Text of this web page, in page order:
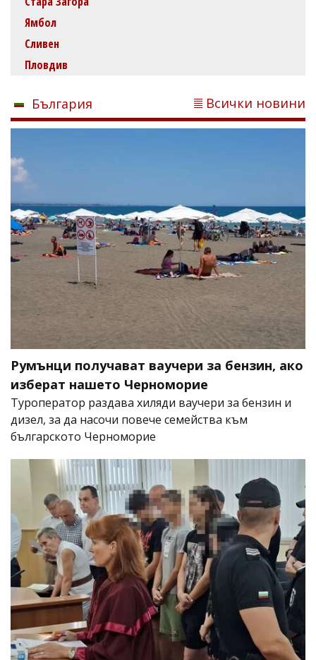
Ямбол
Сливен
Пловдив
България Всички новини
Румънци получават ваучери за бензин, ако
изберат нашето Черноморие
Туроператор раздава хиляди ваучери за бензин и
дизел, за да насочи повече семейства към
българското Черноморие